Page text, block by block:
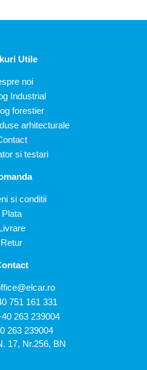
Utile
noi
Industrial
forestier
arhitecturale
si testari
si conditii
Plata
Retur
751 161 331
263 239004
263 239004
17, Nr.256, BN